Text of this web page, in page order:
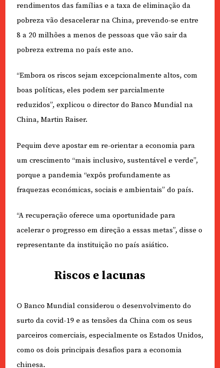
rendimentos das famílias e a taxa de eliminação da
pobreza vão desacelerar na China, prevendo-se entre
8 a 20 milhões a menos de pessoas que vão sair da
pobreza extrema no país este ano.
“Embora os riscos sejam excepcionalmente altos, com
boas políticas, eles podem ser parcialmente
reduzidos”, explicou o director do Banco Mundial na
China, Martin Raiser.
Pequim deve apostar em re-orientar a economia para
um crescimento “mais inclusivo, sustentável e verde”,
porque a pandemia “expôs profundamente as
fraquezas económicas, sociais e ambientais” do país.
“A recuperação oferece uma oportunidade para
acelerar o progresso em direção a essas metas”, disse o
representante da instituição no país asiático.
Riscos e lacunas
O Banco Mundial considerou o desenvolvimento do
surto da covid-19 e as tensões da China com os seus
parceiros comerciais, especialmente os Estados Unidos,
como os dois principais desafios para a economia
chinesa.